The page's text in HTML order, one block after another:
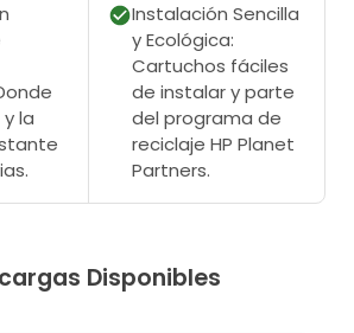
la
Instalación Sencilla
y Ecológica:
Cartuchos fáciles
de instalar y parte
del programa de
reciclaje HP Planet
Partners.
Disponibles